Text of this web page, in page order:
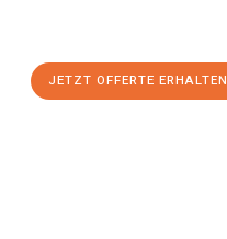
JETZT OFFERTE ERHALTEN